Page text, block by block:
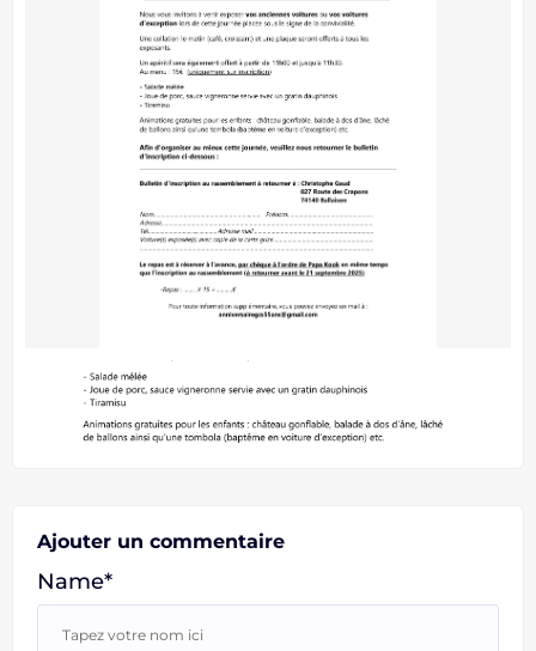
Ajouter un commentaire
Name*